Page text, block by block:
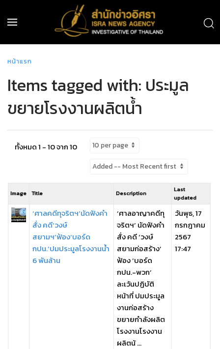
หน้าแรก
Items tagged with: ประมูล
ขยายโรงงานผลิตน้ำ
ทั้งหมด 1 - 10 จาก 10
Image Title Description
Last
updated
‘ศาลคดีทุจริตฯ’นัดฟังคำ
สั่ง คดี‘วงษ์
สยามฯ’ฟ้อง‘บอร์ด
กปน.’ปมประมูลโรงงานน้ำ
6 พันล้าน
‘ศาลอาญาคดีทุ
จริตฯ’ นัดฟังคำ
สั่ง คดี ‘วงษ์
สยามก่อสร้าง’
ฟ้อง ‘บอร์ด
กปน.-พวก’
ละเว้นปฏิบัติ
หน้าที่ ปมประมูล
งานก่อสร้าง
ขยายกำลังผลิต
โรงงานโรงงาน
ผลิตน้ ...
วันพุธ, 17
กรกฎาคม
2567
17:47